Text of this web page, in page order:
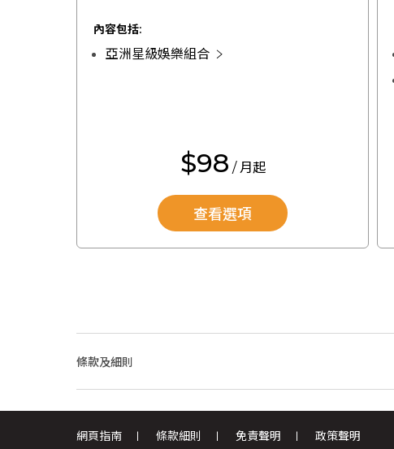
內容包括:
亞洲星級娛樂組合
$98 / 月起
查看選項
條款及細則
網頁指南 條款細則 免責聲明 政策聲明